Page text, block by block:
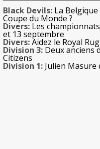
Black Devils: La
Coupe du Monde ?
Divers: Les
et 13 septembre
Divers:Aidez le Royal
Division 3: Deux anciens
Citizens
Division 1: Julien Masure